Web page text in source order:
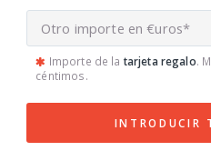
Importe de la tarjeta regalo.
céntimos.
INTRODUCIR